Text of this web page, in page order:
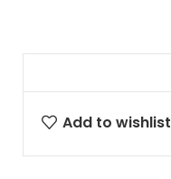
Add to wishlist